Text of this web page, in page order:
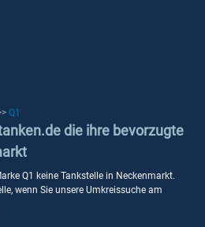
Q1
die ihre bevorzugte
Q1 keine Tankstelle in Neckenmarkt.
wenn Sie unsere Umkreissuche am